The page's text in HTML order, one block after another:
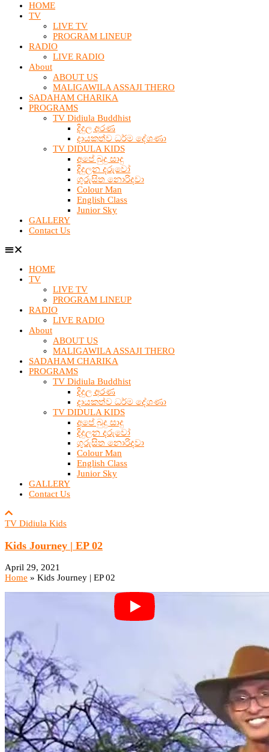
HOME
TV
LIVE TV
PROGRAM LINEUP
RADIO
LIVE RADIO
About
ABOUT US
MALIGAWILA ASSAJI THERO
SADAHAM CHARIKA
PROGRAMS
TV Didiula Buddhist
දිදුල අරණ
දායකත්ව ධර්ම දේශණා
TV DIDULA KIDS
අපේ බුදු සාදු
දිදුලන දරුවෝ
ගුරුසිත නොරිදවා
Colour Man
English Class
Junior Sky
GALLERY
Contact Us
HOME
TV
LIVE TV
PROGRAM LINEUP
RADIO
LIVE RADIO
About
ABOUT US
MALIGAWILA ASSAJI THERO
SADAHAM CHARIKA
PROGRAMS
TV Didiula Buddhist
දිදුල අරණ
දායකත්ව ධර්ම දේශණා
TV DIDULA KIDS
අපේ බුදු සාදු
දිදුලන දරුවෝ
ගුරුසිත නොරිදවා
Colour Man
English Class
Junior Sky
GALLERY
Contact Us
TV Didiula Kids
Kids Journey | EP 02
April 29, 2021
Home » Kids Journey | EP 02